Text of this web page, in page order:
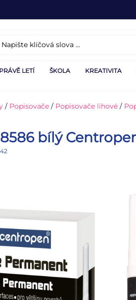
PRÁVĚ LETÍ ŠKOLA KREATIVITA
/ Popisovače / Popisovače lihové /
bílý